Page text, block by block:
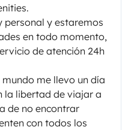
personal y estaremos
en todo momento,
de atención 24h
me llevo un día
la libertad de viajar a
de no encontrar
con todos los